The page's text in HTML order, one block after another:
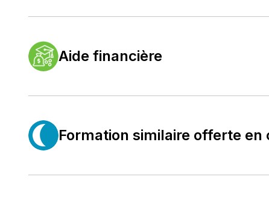
Aide financière
Formation similaire offerte en